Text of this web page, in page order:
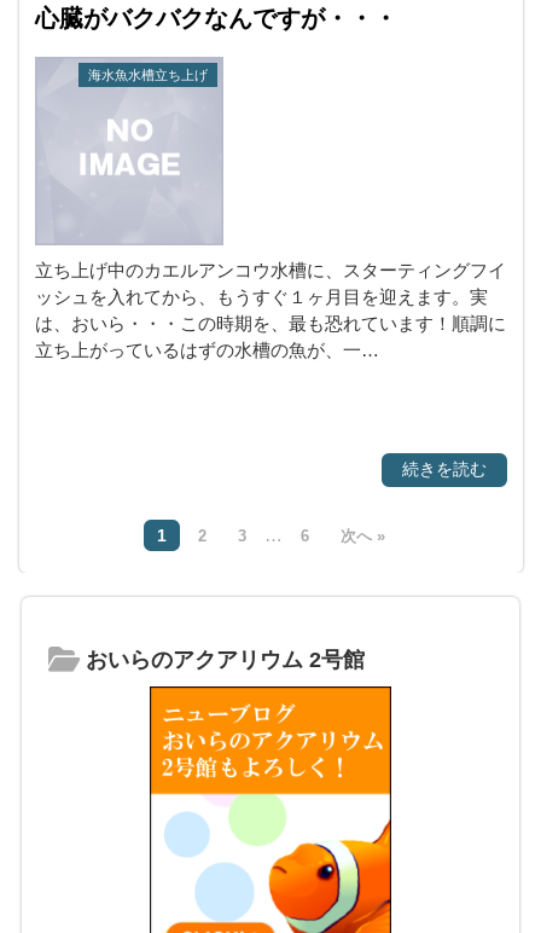
心臓がバクバクなんですが・・・
海水魚水槽立ち上げ
立ち上げ中のカエルアンコウ水槽に、スターティングフイ
ッシュを入れてから、もうすぐ１ヶ月目を迎えます。実
は、おいら・・・この時期を、最も恐れています！順調に
立ち上がっているはずの水槽の魚が、一…
続きを読む
1 2 3 … 6 次へ »
おいらのアクアリウム 2号館